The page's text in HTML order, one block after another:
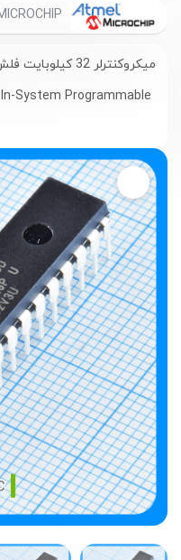
میکروکنترلر 32 کیلوبایت فلش، 2 کیلوبایت رم با پکیج PDIP-28
System Programmable